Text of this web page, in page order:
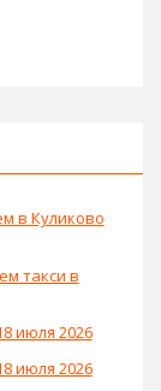
в Куликово
такси в
июля 2026
июля 2026